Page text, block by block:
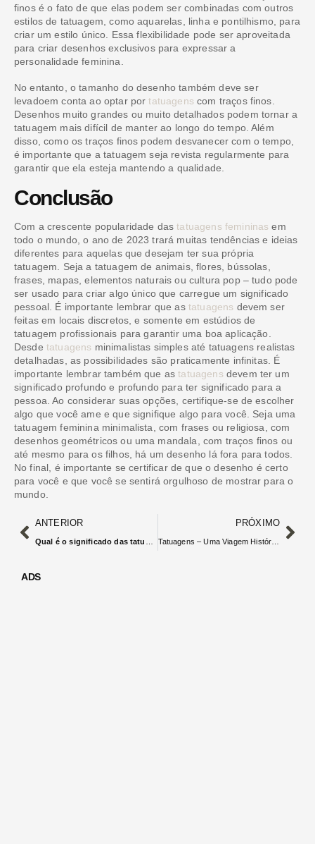
finos é o fato de que elas podem ser combinadas com outros
estilos de tatuagem, como aquarelas, linha e pontilhismo, para
criar um estilo único. Essa flexibilidade pode ser aproveitada
para criar desenhos exclusivos para expressar a
personalidade feminina.
No entanto, o tamanho do desenho também deve ser
levadoem conta ao optar portatuagens com traços finos.
Desenhos muito grandes ou muito detalhados podem tornar a
tatuagem mais difícil de manter ao longo do tempo. Além
disso, como os traços finos podem desvanecer com o tempo,
é importante que a tatuagem seja revista regularmente para
garantir que ela esteja mantendo a qualidade.
Conclusão
Com a crescente popularidade dastatuagens femininas em
todo o mundo, o ano de 2023 trará muitas tendências e ideias
diferentes para aquelas que desejam ter sua própria
tatuagem. Seja a tatuagem de animais, flores, bússolas,
frases, mapas, elementos naturais ou cultura pop – tudo pode
ser usado para criar algo único que carregue um significado
pessoal. É importante lembrar que as tatuagens devem ser
feitas em locais discretos, e somente em estúdios de
tatuagem profissionais para garantir uma boa aplicação.
Desde tatuagens minimalistas simples até tatuagens realistas
detalhadas, as possibilidades são praticamente infinitas. É
importante lembrar também que astatuagens devem ter um
significado profundo e profundo para ter significado para a
pessoa. Ao considerar suas opções, certifique-se de escolher
algo que você ame e que signifique algo para você. Seja uma
tatuagem feminina minimalista, com frases ou religiosa, com
desenhos geométricos ou uma mandala, com traços finos ou
até mesmo para os filhos, há um desenho lá fora para todos.
No final, é importante se certificar de que o desenho é certo
para você e que você se sentirá orgulhoso de mostrar para o
mundo.
ANTERIOR PRÓXIMO
ADS